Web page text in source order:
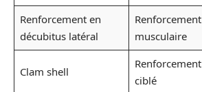
Renforcement en
décubitus latéral
Renforcement
musculaire
Clam shell
Renforcement
ciblé